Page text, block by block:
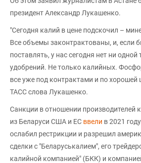
президент Александр Лукашенко.
"Сегодня калий в цене подскочил –
Все объемы законтрактованы, и, если
поставлять, у нас сегодня нет ни
удобрений. Не только калийных.
все уже под контрактами и по хорошей
ТАСС слова Лукашенко.
Санкции в отношении производителей
из Беларуси США и ЕС ввели в 2021
ослабил рестрикции и разрешил
сделки с "Беларуськалием", его
калийной компанией" (БКК) и